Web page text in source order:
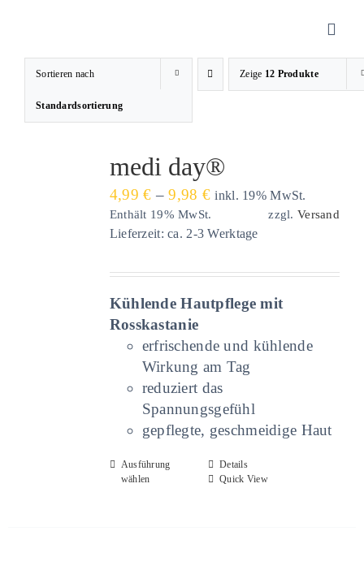
Rehatechnik
Produkte
Über uns
Sortieren nach
Standardsortierung
Zeige 12 Produkte
medi day®
4,99€ –9,98 €Preisspanne:
4,99 €
bis
inkl. 19% MwSt.
Enthält 19% MwSt.
zzgl. Versand
Lieferzeit: ca. 2-3 Werktage
Kühlende Hautpflege mit
Rosskastanie
erfrischende und kühlende
Wirkung am Tag
reduziert das
Spannungsgefühl
gepflegte, geschmeidige Haut
Ausführung
wählen
Dieses
Produkt
Details
Quick View